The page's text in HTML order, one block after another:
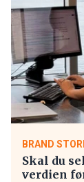
BRAND
Skal du
verdien